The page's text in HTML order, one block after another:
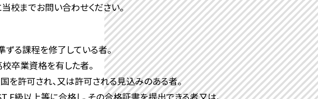
校までお問い合わせください。
る課程を修了している者。
卒業資格を有した者。
を許可され、又は許可される見込みのある者。